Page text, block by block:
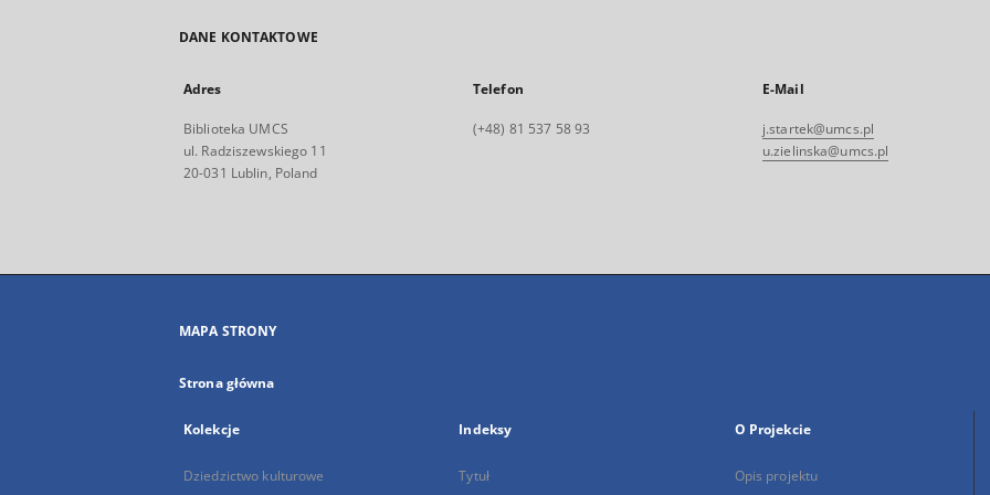
DANE KONTAKTOWE
Adres
Biblioteka UMCS
ul. Radziszewskiego 11
20-031 Lublin, Poland
Telefon
(+48) 81 537 58 93
E-Mail
j.startek@umcs.pl
u.zielinska@umcs.pl
MAPA STRONY
Strona główna
Kolekcje
Dziedzictwo kulturowe
Indeksy
Tytuł
O Projekcie
Opis projektu